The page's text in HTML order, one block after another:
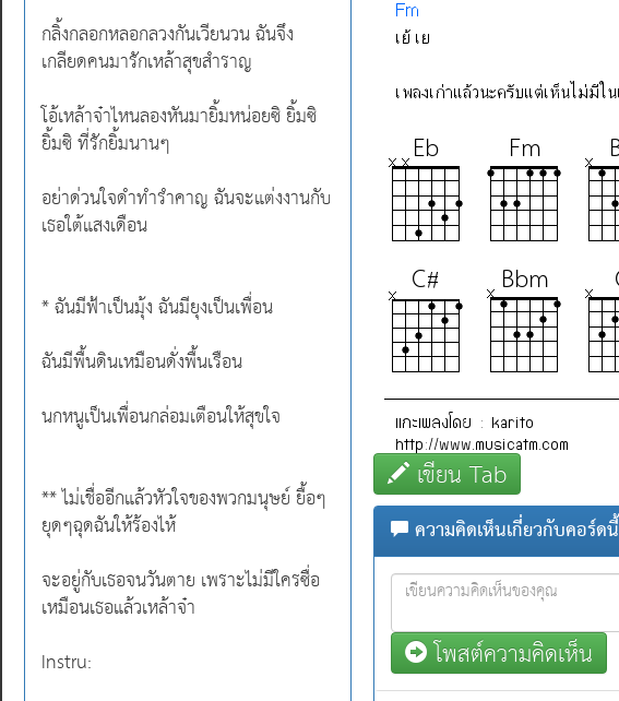
เขียน Tab
ความคิดเห็นเกี่ยวกับคอร์ดนี้
โพสต์ความคิดเห็น
กลิ้งกลอกหลอกลวงกันเวียนวน ฉันจึง
เกลียดคนมารักเหล้าสุขสำราญ
โอ้เหล้าจ๋าไหนลองหันมายิ้มหน่อยซิ ยิ้มซิ
ยิ้มซิ ที่รักยิ้มนานๆ
อย่าด่วนใจดำทำรำคาญ ฉันจะแต่งงานกับ
เธอใต้แสงเดือน
* ฉันมีฟ้าเป็นมุ้ง ฉันมียุงเป็นเพื่อน
ฉันมีพื้นดินเหมือนดั่งพื้นเรือน
นกหนูเป็นเพื่อนกล่อมเตือนให้สุขใจ
** ไม่เชื่ออีกแล้วหัวใจของพวกมนุษย์ ยื้อๆ
ยุดๆฉุดฉันให้ร้องไห้
จะอยู่กับเธอจนวันตาย เพราะไม่มีใครซื่อ
เหมือนเธอแล้วเหล้าจ๋า
Instru: